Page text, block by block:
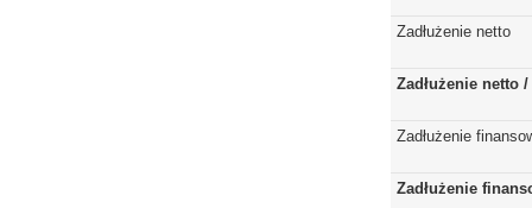
Zadłużenie netto
Zadłużenie netto
Zadłużenie
Zadłużenie